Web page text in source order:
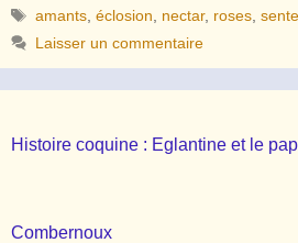
Étiquettes
amants ,éclosion nectar, roses ,
Laisser un commentaire
Histoire coquine : Eglantine et le
Combernoux